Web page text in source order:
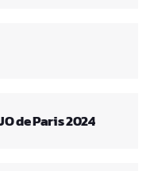
de Paris 2024